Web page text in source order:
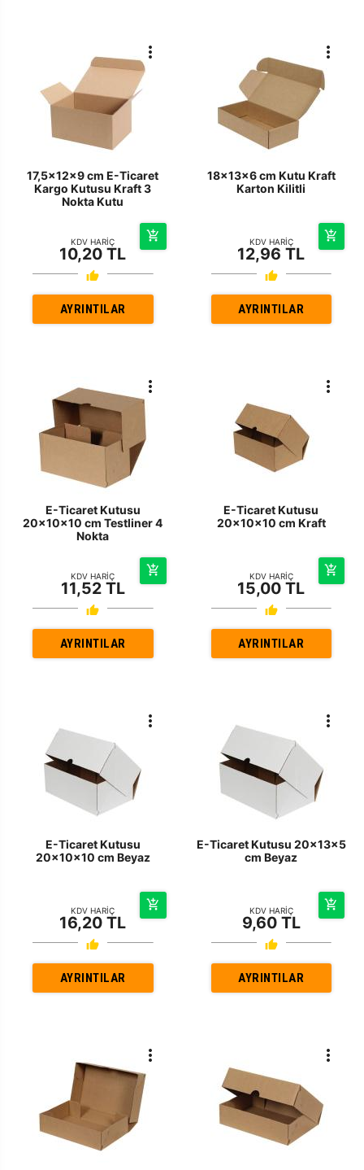
17,5x12x9 cm E-Ticaret
Kargo Kutusu Kraft 3
Nokta Kutu
KDV HARİÇ
10,20 TL
AYRINTILAR
18x13x6 cm Kutu Kraft
Karton Kilitli
KDV HARİÇ
12,96 TL
AYRINTILAR
E-Ticaret Kutusu
20x10x10 cm Testliner 4
Nokta
KDV HARİÇ
11,52 TL
AYRINTILAR
E-Ticaret Kutusu
20x10x10 cm Kraft
KDV HARİÇ
15,00 TL
AYRINTILAR
E-Ticaret Kutusu
20x10x10 cm Beyaz
KDV HARİÇ
16,20 TL
AYRINTILAR
E-Ticaret Kutusu 20x13x5
cm Beyaz
KDV HARİÇ
9,60 TL
AYRINTILAR